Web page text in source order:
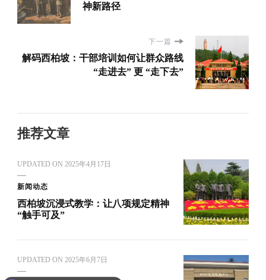
神新路径
下一篇
解码西柏坡：干部培训如何让群众路线
“走进去” 更 “走下去”
推荐文章
UPDATED ON 2025年4月17日
新闻动态
西柏坡沉浸式教学：让八项规定精神
“触手可及”
UPDATED ON 2025年6月7日